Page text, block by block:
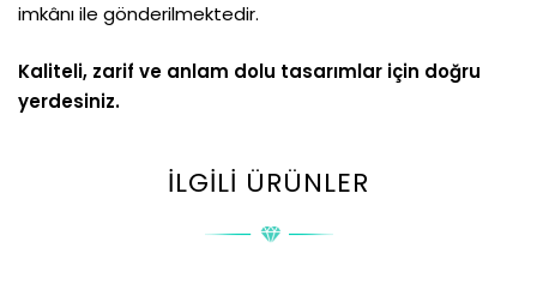
imkânı ile gönderilmektedir.
Kaliteli, zarif ve anlam dolu tasarımlar için doğru
yerdesiniz.
İLGILI ÜRÜNLER